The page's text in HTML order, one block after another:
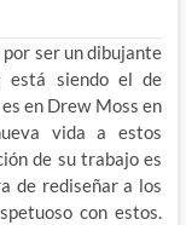
por ser un dibujante
está siendo el de
en Drew Moss en
vida a estos
de su trabajo es
de rediseñar a los
con estos.